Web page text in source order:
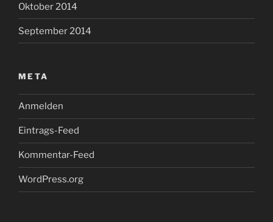
Oktober 2014
September 2014
META
Anmelden
Eintrags-Feed
Kommentar-Feed
WordPress.org